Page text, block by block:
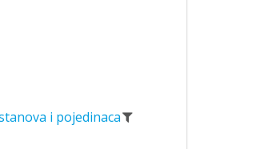
i pojedinaca